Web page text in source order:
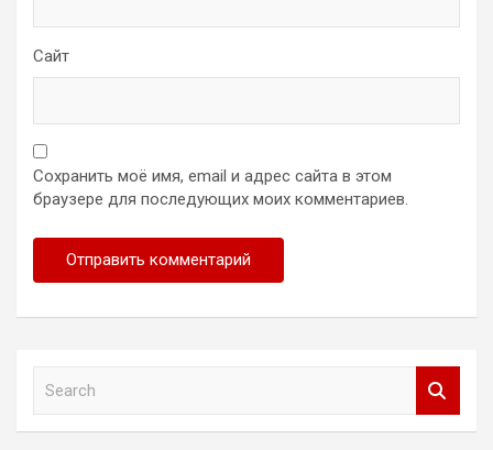
Сайт
Сохранить моё имя, email и адрес сайта в этом
браузере для последующих моих комментариев.